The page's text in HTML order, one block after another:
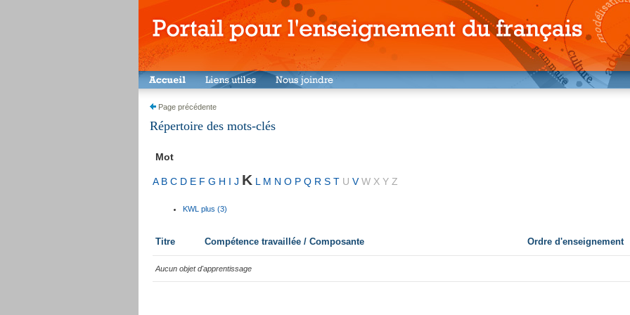
Page précédente
Répertoire des mots-clés
Mot
A B C D E F G H I J K L M N O P Q R S T U V W X Y Z
KWL plus (3)
Titre Compétence travaillée / Composante Ordre d'enseignement
Aucun objet d'apprentissage